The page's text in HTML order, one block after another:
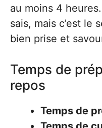
au moins 4
sais, mais c’est le
bien prise et
Temps de
repos
Temps de